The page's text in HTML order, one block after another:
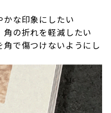
かな印象にしたい
角の折れを軽減したい
角で傷つけないようにし